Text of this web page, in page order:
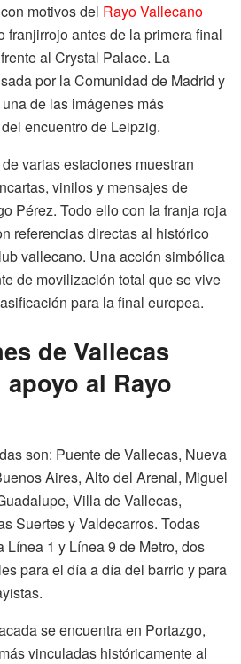
motivos del Rayo Vallecano
franjirrojo antes de la primera final
al Crystal Palace. La
por la Comunidad de Madrid y
de las imágenes más
encuentro de Leipzig.
varias estaciones muestran
vinilos y mensajes de
Pérez. Todo ello con la franja roja
referencias directas al histórico
vallecano. Una acción simbólica
de movilización total que se vive
para la final europea.
de Vallecas
al Rayo
son: Puente de Vallecas, Nueva
Aires, Alto del Arenal, Miguel
Villa de Vallecas,
Suertes y Valdecarros. Todas
Línea 1 y Línea 9 de Metro, dos
para el día a día del barrio y para
se encuentra en Portazgo,
vinculadas históricamente al